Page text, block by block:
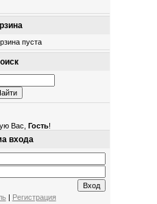
пуста
Вас Гость!
входа
| Регистрация